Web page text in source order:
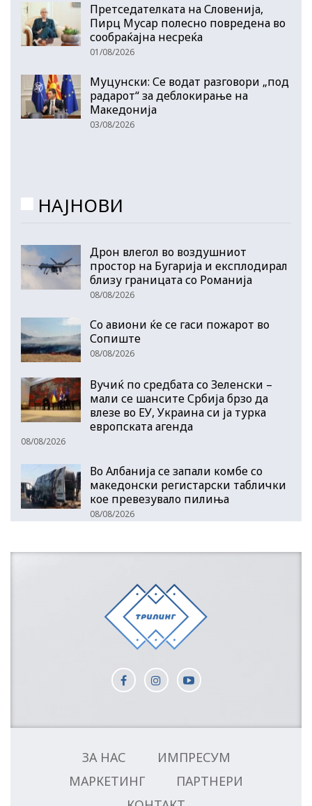
Претседателката на Словенија,
Пирц Мусар полесно повредена во
сообраќајна несреќа
01/08/2026
Муцунски: Се водат разговори „под
радарот“ за деблокирање на
Македонија
03/08/2026
НАЈНОВИ
Дрон влегол во воздушниот
простор на Бугарија и експлодирал
близу границата со Романија
08/08/2026
Со авиони ќе се гаси пожарот во
Сопиште
08/08/2026
Вучиќ по средбата со Зеленски –
мали се шансите Србија брзо да
влезе во ЕУ, Украина си ја турка
европската агенда
08/08/2026
Во Албанија се запали комбе со
македонски регистарски таблички
кое превезувало пилиња
08/08/2026
ЗА НАС
ИМПРЕСУМ
МАРКЕТИНГ
ПАРТНЕРИ